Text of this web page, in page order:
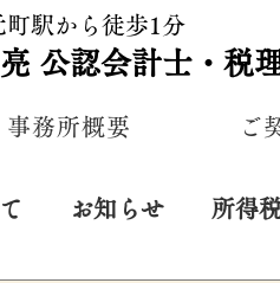
町駅から徒歩1分
公認会計士・税
事務所概要 ご
お知らせ 所得